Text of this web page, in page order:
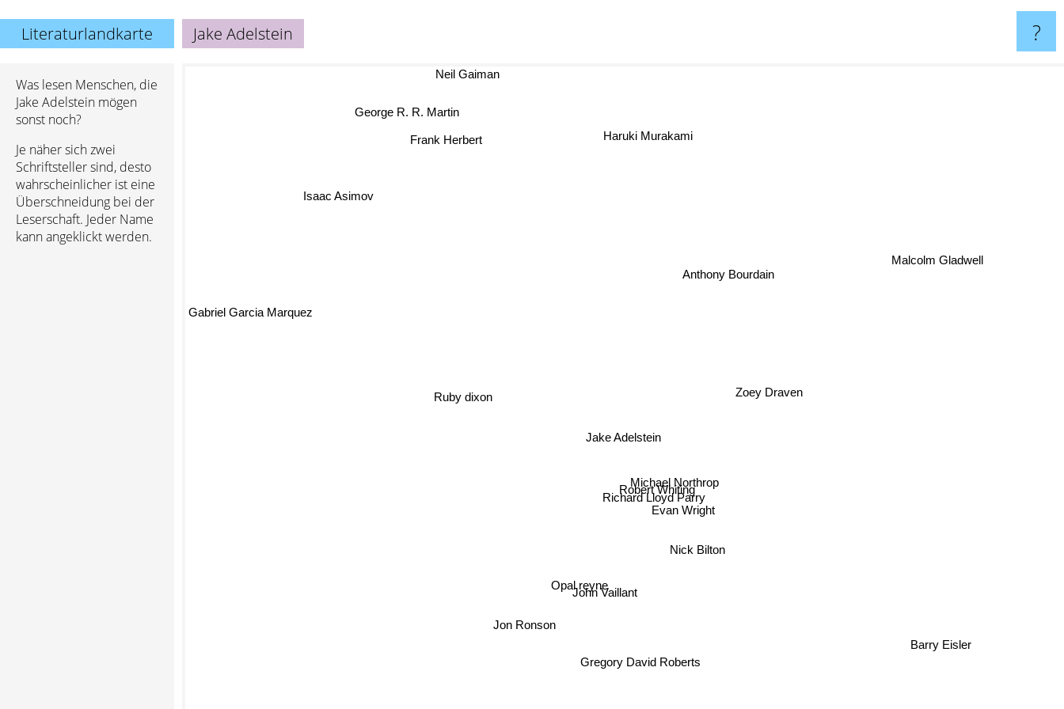
Literaturlandkarte Jake Adelstein ?
Was lesen Menschen, die
Jake Adelstein mögen
sonst noch?
Je näher sich zwei
Schriftsteller sind, desto
wahrscheinlicher ist eine
Überschneidung bei der
Leserschaft. Jeder Name
kann angeklickt werden.
Jake Adelstein
Evan Wright
Robert Whiting
Richard Lloyd Parry
Michael Northrop
Nick Bilton
John Vaillant
Opal reyne
Anthony Bourdain
Jon Ronson
Gregory David Roberts
Barry Eisler
Malcolm Gladwell
Frank Herbert
George R. R. Martin
Haruki Murakami
Neil Gaiman